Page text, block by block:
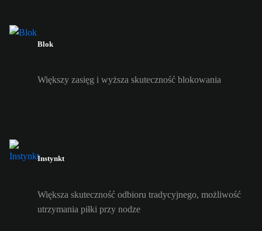
Blok
Większy zasięg i wyższa skuteczność blokowania
Instynkt
Większa skuteczność odbioru tradycyjnego, możliwość
utrzymania piłki przy nodze